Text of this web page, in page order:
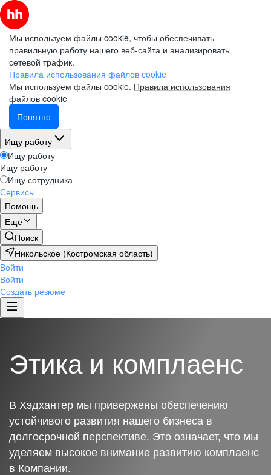
Мы используем файлы cookie, чтобы обеспечивать
правильную работу нашего веб-сайта и анализировать
сетевой трафик.
Правила использования файлов cookie
Мы используем файлы cookie. Правила использования
файлов cookie
Понятно
Ищу работу
Ищу работу
Ищу работу
Ищу сотрудника
Сервисы
Помощь
Ещё
Поиск
Никольское (Костромская область)
Войти
Войти
Создать резюме
Этика и комплаенс
В Хэдхантер мы привержены обеспечению
устойчивого развития нашего бизнеса в
долгосрочной перспективе. Это означает, что мы
уделяем высокое внимание развитию комплаенс
в Компании.